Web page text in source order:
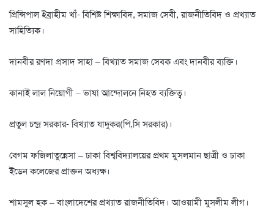
প্রিন্সিপাল ইব্রাহীম খাঁ- বিশিষ্ট শিক্ষাবিদ, সমাজ সেবী, রাজনীতিবিদ ও প্রখ্যাত
সাহিত্যিক।
দানবীর রণদা প্রসাদ সাহা – বিখ্যাত সমাজ সেবক এবং দানবীর ব্যক্তি।
কানাই লাল নিয়োগী – ভাষা আন্দোলনে নিহত ব্যক্তিত্ব।
প্রতুল চন্দ্র সরকার- বিখ্যাত যাদুকর(পি,সি সরকার)।
বেগম ফজিলাতুন্নেসা – ঢাকা বিশ্ববিদ্যালয়ের প্রথম মুসলমান ছাত্রী ও ঢাকা
ইডেন কলেজের প্রাক্তন অধ্যক্ষ।
শামসুল হক – বাংলাদেশের প্রখ্যাত রাজনীতিবিদ। আওয়ামী মুসলীম লীগ।